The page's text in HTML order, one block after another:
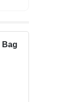
Bag